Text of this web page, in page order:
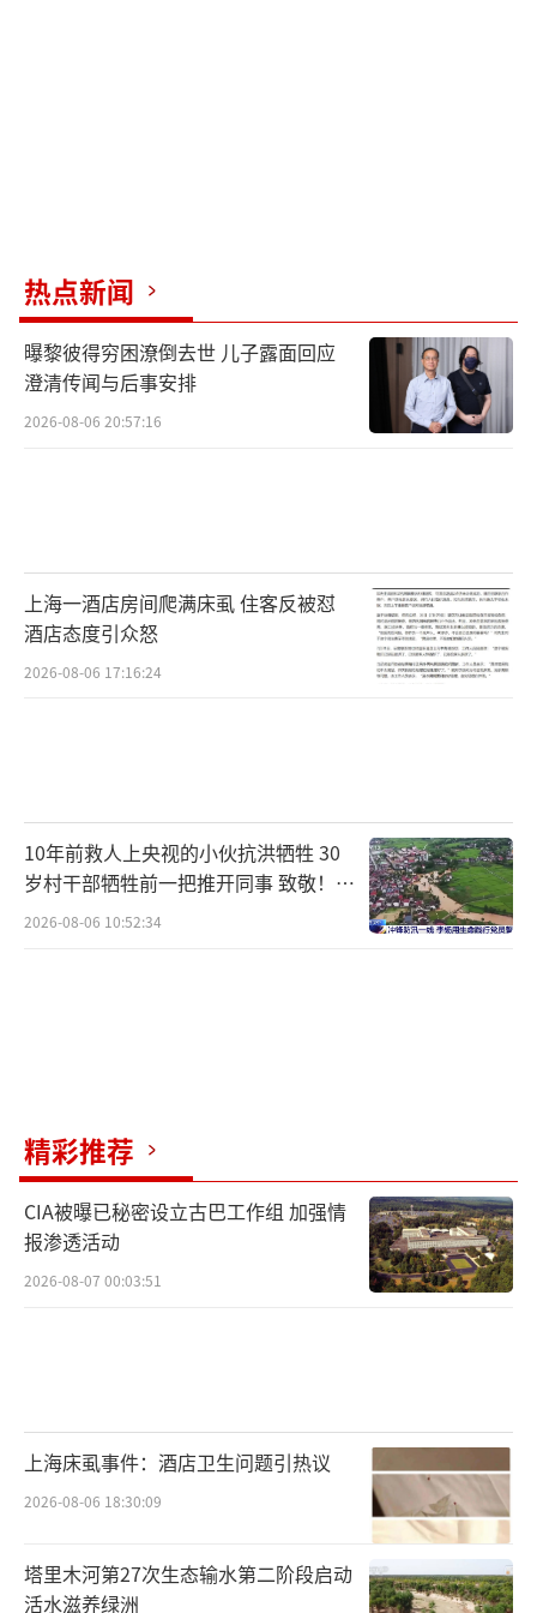
热点新闻
曝黎彼得穷困潦倒去世 儿子露面回应
澄清传闻与后事安排
2026-08-06 20:57:16
上海一酒店房间爬满床虱 住客反被怼
酒店态度引众怒
2026-08-06 17:16:24
10年前救人上央视的小伙抗洪牺牲 30
岁村干部牺牲前一把推开同事 致敬！送
别！
2026-08-06 10:52:34
精彩推荐
CIA被曝已秘密设立古巴工作组 加强情
报渗透活动
2026-08-07 00:03:51
上海床虱事件：酒店卫生问题引热议
2026-08-06 18:30:09
塔里木河第27次生态输水第二阶段启动
活水滋养绿洲